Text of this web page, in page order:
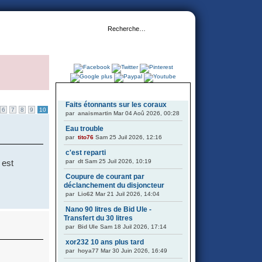
6 7 8 9 10
est
Faits étonnants sur les coraux
par anaismartin Mar 04 Aoû 2026, 00:28
Eau trouble
par tito76 Sam 25 Juil 2026, 12:16
c'est reparti
par dt Sam 25 Juil 2026, 10:19
Coupure de courant par
déclanchement du disjoncteur
par Lio62 Mar 21 Juil 2026, 14:04
Nano 90 litres de Bid Ule -
Transfert du 30 litres
par Bid Ule Sam 18 Juil 2026, 17:14
xor232 10 ans plus tard
par hoya77 Mar 30 Juin 2026, 16:49